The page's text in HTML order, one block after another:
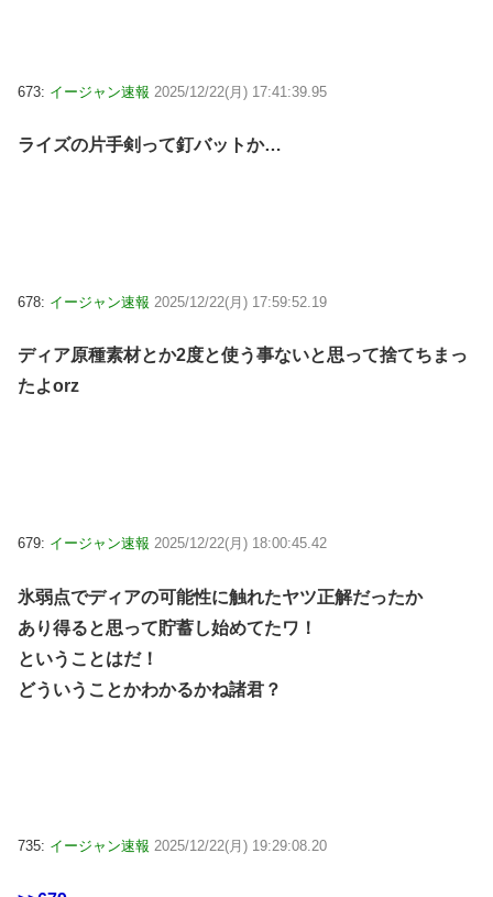
673: イージャン速報 2025/12/22(月) 17:41:39.95
ライズの片手剣って釘バットか…
678: イージャン速報 2025/12/22(月) 17:59:52.19
ディア原種素材とか2度と使う事ないと思って捨てちまっ
たよorz
679: イージャン速報 2025/12/22(月) 18:00:45.42
氷弱点でディアの可能性に触れたヤツ正解だったか
あり得ると思って貯蓄し始めてたワ！
ということはだ！
どういうことかわかるかね諸君？
735: イージャン速報 2025/12/22(月) 19:29:08.20